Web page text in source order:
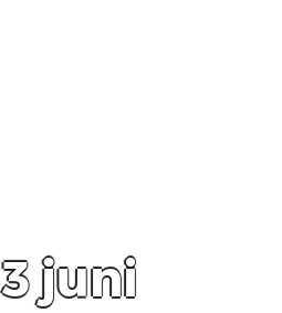
juni